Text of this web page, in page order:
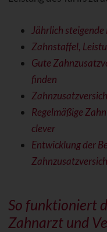
Jährlich
Zahnstaffel,
Gute
finden
Regelmäßige
clever
Entwicklung der
So funktioniert
Zahnarzt und